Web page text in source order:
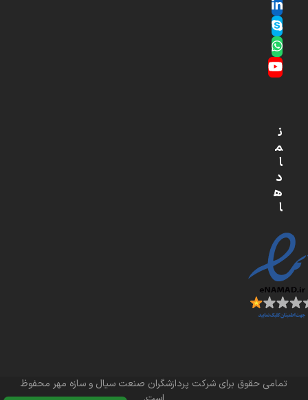
LinkedIn
Skype
Whatsapp
YouTube
ن
م
ا
د
ه
ا
تمامی حقوق برای شرکت پردازشگران صنعت سیال و سازه مهر محفوظ